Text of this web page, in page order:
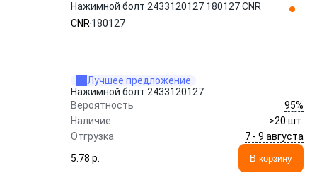
Нажимной болт 2433120127 180127 CNR
CNR 180127
Лучшее предложение
Нажимной болт 2433120127
Вероятность
95%
Наличие
>20 шт.
Отгрузка
7 - 9 августа
5.78 p.
В корзину